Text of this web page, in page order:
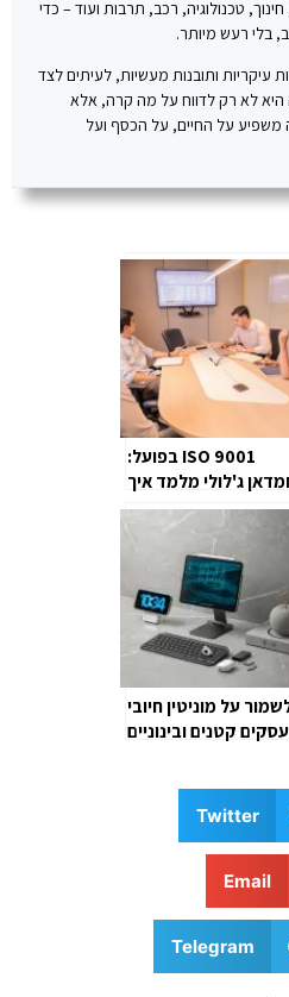
טכנולוגיה, רכב, תרבות ועוד – כדי
בלי רעש מיותר.
ותובנות מעשיות, לעיתים לצד
לא רק לדווח על מה קרה, אלא
משפיע על החיים, על הכסף ועל
ISO 9001 בפועל:
ג'לולי מלמד איך
ליישם תקן ב-90 יום
על מוניטין חיובי
קטנים ובינוניים
Twitter
Email
Telegram